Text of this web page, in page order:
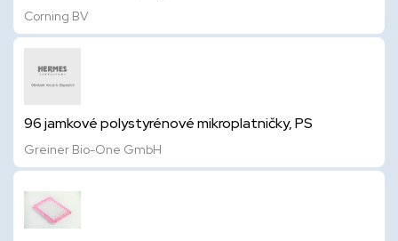
Corning BV
96 jamkové polystyrénové mikroplatničky, PS
Greiner Bio-One GmbH